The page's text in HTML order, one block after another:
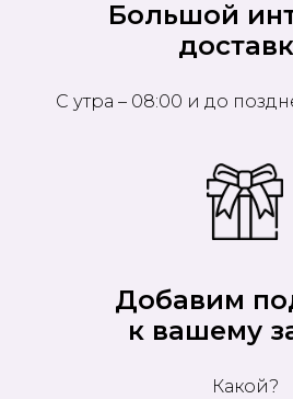
Большой
С утра – 08:00 и до
Добавим
к вашему
Какой?